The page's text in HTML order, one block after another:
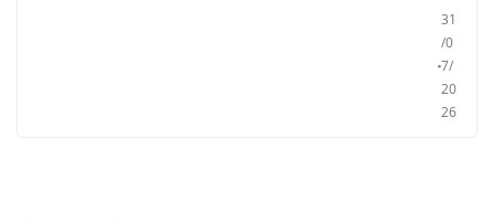
31
/0
7/
20
26